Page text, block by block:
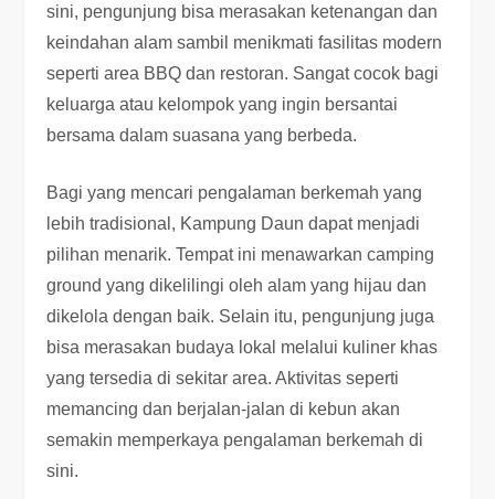
sini, pengunjung bisa merasakan ketenangan dan
keindahan alam sambil menikmati fasilitas modern
seperti area BBQ dan restoran. Sangat cocok bagi
keluarga atau kelompok yang ingin bersantai
bersama dalam suasana yang berbeda.
Bagi yang mencari pengalaman berkemah yang
lebih tradisional, Kampung Daun dapat menjadi
pilihan menarik. Tempat ini menawarkan camping
ground yang dikelilingi oleh alam yang hijau dan
dikelola dengan baik. Selain itu, pengunjung juga
bisa merasakan budaya lokal melalui kuliner khas
yang tersedia di sekitar area. Aktivitas seperti
memancing dan berjalan-jalan di kebun akan
semakin memperkaya pengalaman berkemah di
sini.